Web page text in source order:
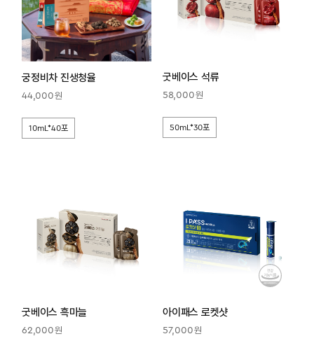
궁정비차 진생청율
44,000원
10mL*40포
굿베이스 석류
58,000원
50mL*30포
굿베이스 흑마늘
62,000원
아이패스 로켓샷
57,000원